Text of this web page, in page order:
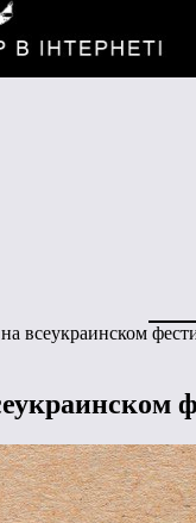
всеукраинском